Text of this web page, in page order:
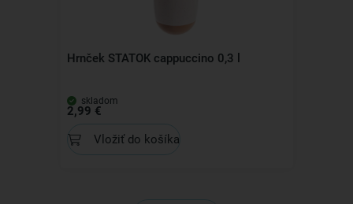
Hrnček STATOK cappuccino 0,3 l
skladom
2,99 €
Vložiť do košíka